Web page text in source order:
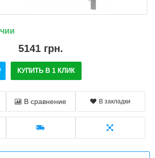
5141 грн.
КУПИТЬ В 1 КЛИК
В сравнение В закладки